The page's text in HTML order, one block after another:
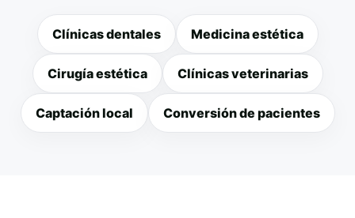
Clínicas dentales Medicina estética
Cirugía estética Clínicas veterinarias
Captación local Conversión de pacientes